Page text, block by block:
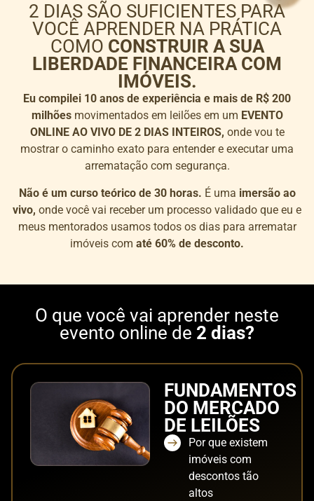
2 DIAS SÃO SUFICIENTES PARA
VOCÊ APRENDER NA PRÁTICA
COMO CONSTRUIR A SUA
LIBERDADE FINANCEIRA COM
IMÓVEIS.
Eu compilei 10 anos de experiência e mais de R$ 200
milhõesmovimentados em leilões em um EVENTO
ONLINE AO VIVO DE 2 DIAS INTEIROS, onde vou te
mostrar o caminho exato para entender e executar uma
arrematação com segurança.
Não é um curso teórico de 30 horas. É uma imersão ao
vivo, onde você vai receber um processo validado que eu e
meus mentorados usamos todos os dias para arrematar
imóveis com até 60% de desconto.
O que você vai aprender neste
evento online de 2 dias?
FUNDAMENTOS
DO MERCADO
DE LEILÕES
Por que existem
imóveis com
descontos tão
altos